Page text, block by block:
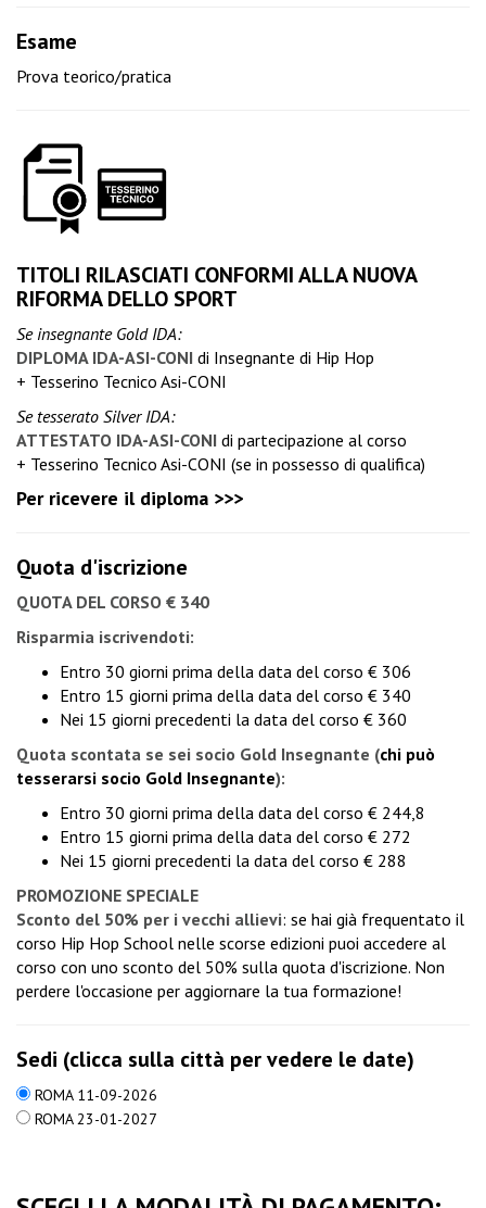
Esame
Prova teorico/pratica
TITOLI RILASCIATI CONFORMI ALLA NUOVA
RIFORMA DELLO SPORT
Se insegnante Gold IDA:
DIPLOMA IDA-ASI-CONI di Insegnante di Hip Hop
+ Tesserino Tecnico Asi-CONI
Se tesserato Silver IDA:
ATTESTATO IDA-ASI-CONI di partecipazione al corso
+ Tesserino Tecnico Asi-CONI (se in possesso di qualifica)
Per ricevere il diploma >>>
Quota d'iscrizione
QUOTA DEL CORSO € 340
Risparmia iscrivendoti:
Entro 30 giorni prima della data del corso € 306
Entro 15 giorni prima della data del corso € 340
Nei 15 giorni precedenti la data del corso € 360
Quota scontata se sei socio Gold Insegnante (chi può
tesserarsi socio Gold Insegnante):
Entro 30 giorni prima della data del corso € 244,8
Entro 15 giorni prima della data del corso € 272
Nei 15 giorni precedenti la data del corso € 288
PROMOZIONE SPECIALE
Sconto del 50% per i vecchi allievi: se hai già frequentato il
corso Hip Hop School nelle scorse edizioni puoi accedere al
corso con uno sconto del 50% sulla quota d'iscrizione. Non
perdere l'occasione per aggiornare la tua formazione!
Sedi (clicca sulla città per vedere le date)
ROMA 11-09-2026
ROMA 23-01-2027